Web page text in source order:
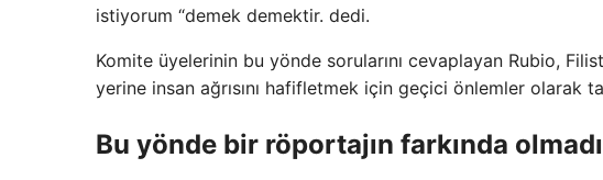
istiyorum “demek demektir. dedi.
Komite üyelerinin bu yönde sorularını cevaplayan Rubio,
yerine insan ağrısını hafifletmek için geçici önlemler olarak
Bu yönde bir röportajın farkında